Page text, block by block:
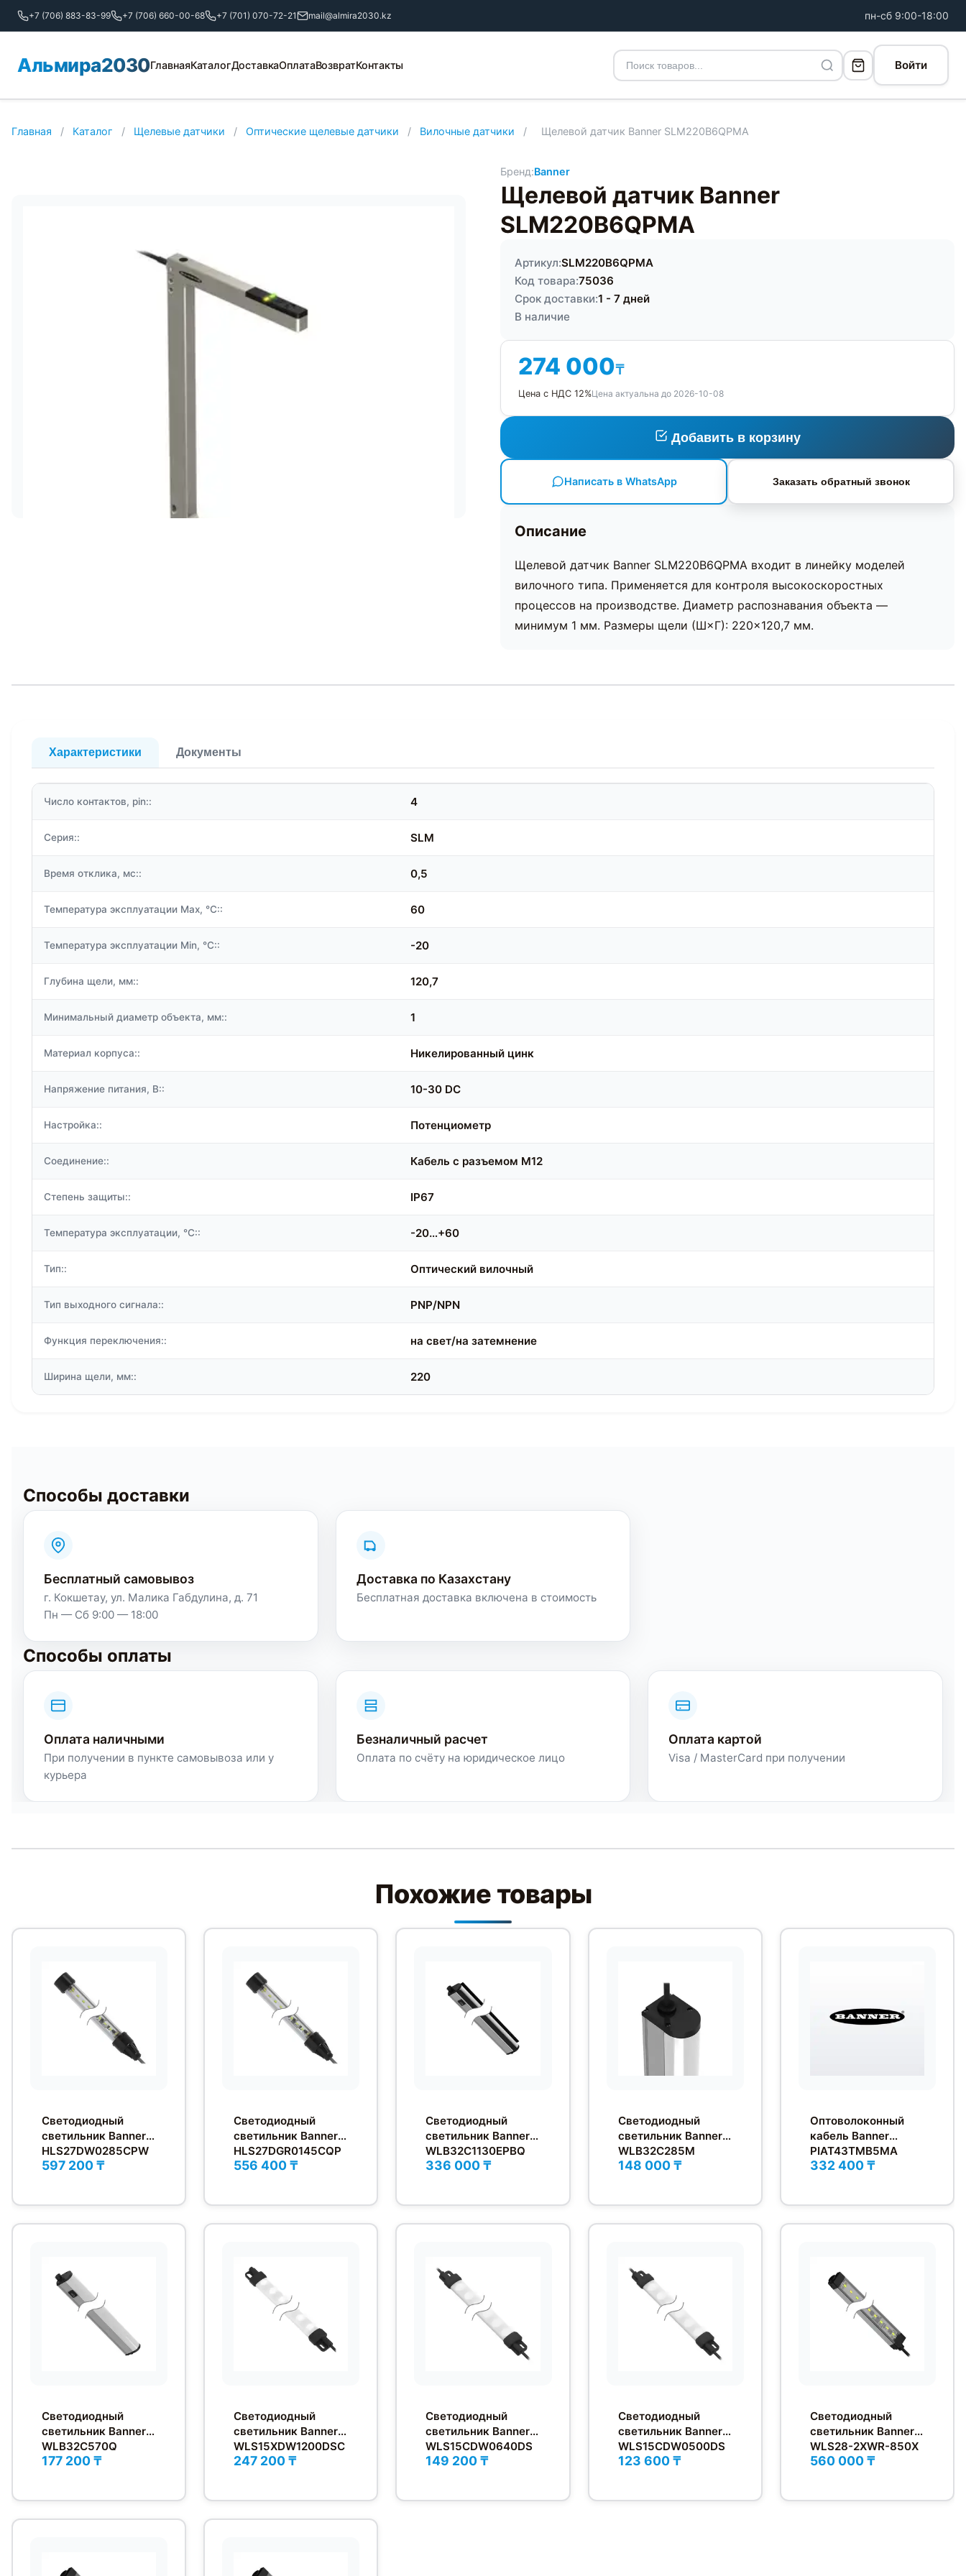
+7 (706) 883-83-99 +7 (706) 660-00-68 +7 (701) 070-72-21 mail@almira2030.kz пн-сб 9:00-18:00
Альмира2030ГлавнаяКаталогДоставкаОплатаВозвратКонтакты Войти
Главная / Каталог / Щелевые датчики / Оптические щелевые датчики / Вилочные датчики / Щелевой датчик Banner SLM220B6QPMA
Бренд:Banner
Щелевой датчик Banner
SLM220B6QPMA
Артикул:SLM220B6QPMA
Код товара:75036
Срок доставки:1 - 7 дней
В наличие
274 000₸
Цена с НДС 12%Цена актуальна до 2026-10-08
Добавить в корзину
Написать в WhatsApp Заказать обратный звонок
Описание
Щелевой датчик Banner SLM220B6QPMA входит в линейку моделей
вилочного типа. Применяется для контроля высокоскоростных
процессов на производстве. Диаметр распознавания объекта —
минимум 1 мм. Размеры щели (Ш×Г): 220×120,7 мм.
Характеристики Документы
Число контактов, pin:: 4
Серия:: SLM
Время отклика, мс:: 0,5
Температура эксплуатации Max, °C:: 60
Температура эксплуатации Min, °C:: -20
Глубина щели, мм:: 120,7
Минимальный диаметр объекта, мм:: 1
Материал корпуса:: Никелированный цинк
Напряжение питания, В:: 10-30 DC
Настройка:: Потенциометр
Соединение:: Кабель с разъемом M12
Степень защиты:: IP67
Температура эксплуатации, °C:: -20…+60
Тип:: Оптический вилочный
Тип выходного сигнала:: PNP/NPN
Функция переключения:: на свет/на затемнение
Ширина щели, мм:: 220
Способы доставки
Бесплатный самовывоз
г. Кокшетау, ул. Малика Габдулина, д. 71
Пн — Сб 9:00 — 18:00
Доставка по Казахстану
Бесплатная доставка включена в стоимость
Способы оплаты
Оплата наличными
При получении в пункте самовывоза или у
курьера
Безналичный расчет
Оплата по счёту на юридическое лицо
Оплата картой
Visa / MasterCard при получении
Похожие товары
Светодиодный
светильник Banner
HLS27DW0285CPW
MQP
597 200 ₸
Светодиодный
светильник Banner
HLS27DGR0145CQP
556 400 ₸
Светодиодный
светильник Banner
WLB32C1130EPBQ
336 000 ₸
Светодиодный
светильник Banner
WLB32C285M
148 000 ₸
Оптоволоконный
кабель Banner
PIAT43TMB5MA
332 400 ₸
Светодиодный
светильник Banner
WLB32C570Q
177 200 ₸
Светодиодный
светильник Banner
WLS15XDW1200DSC
2
247 200 ₸
Светодиодный
светильник Banner
WLS15CDW0640DS
QP
149 200 ₸
Светодиодный
светильник Banner
WLS15CDW0500DS
QP
123 600 ₸
Светодиодный
светильник Banner
WLS28-2XWR-850X
560 000 ₸